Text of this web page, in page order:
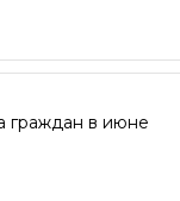
граждан в июне